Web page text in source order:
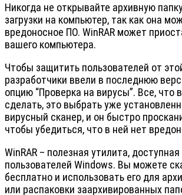
Никогда не открывайте архивную
загрузки на компьютер, так как она
вредоносное ПО. WinRAR может
вашего компьютера.
Чтобы защитить пользователей от
разработчики ввели в последнюю
опцию “Проверка на вирусы”. Все, что
сделать, это выбрать уже
вирусный сканер, и он быстро
чтобы убедиться, что в ней нет
WinRAR – полезная утилита,
пользователей Windows. Вы можете
бесплатно и использовать его для
или распаковки заархивированных